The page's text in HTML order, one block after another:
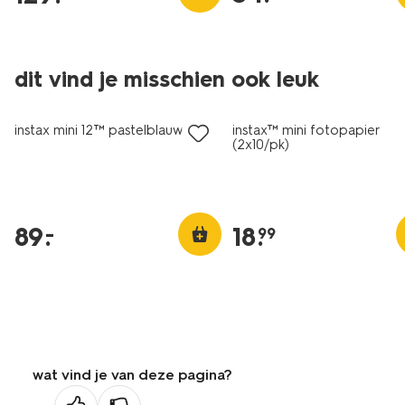
dit vind je misschien ook leuk
instax mini 12™ pastelblauw
89.
–
instax™ mini fotopapier
(2x10/pk)
18.
99
wat vind je van deze pagina?